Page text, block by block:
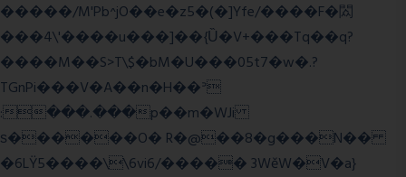
�����/M'Pb^jO��e�z5�(�]Yfe/����F�閦
���4\'����u���]��{Ȕ�V+���Tq��q?
����M��S>T\$�bM�U���05t7�w�.?
TGnPi���V�A��n�H��ᐣ
:���.���p��m�WJi
ѕ������O� R�@��8�g���N��
�6LŸ5����\\6vi6/����� 3WěW�V�a}